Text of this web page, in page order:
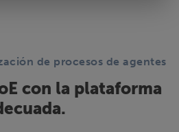
de procesos de agentes
con la plataforma